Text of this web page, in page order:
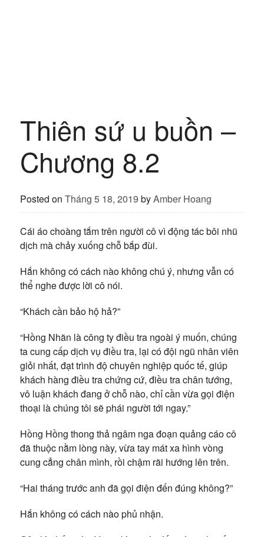
Thiên sứ u buồn –
Chương 8.2
Posted on Tháng 5 18, 2019 byAmber Hoang
Cái áo choàng tắm trên người cô vì động tác bôi nhũ
dịch mà chảy xuống chỗ bắp đùi.
Hắn không có cách nào không chú ý, nhưng vẫn có
thể nghe được lời cô nói.
“Khách cần bảo hộ hả?”
“Hồng Nhãn là công ty điều tra ngoài ý muốn, chúng
ta cung cấp dịch vụ điều tra, lại có đội ngũ nhân viên
giỏi nhất, đạt trình độ chuyên nghiệp quốc tế, giúp
khách hàng điều tra chứng cứ, điều tra chân tướng,
vô luận khách đang ở chỗ nào, chỉ cần vừa gọi điện
thoại là chúng tôi sẽ phái người tới ngay.”
Hồng Hồng thong thả ngâm nga đoạn quảng cáo cô
đã thuộc nằm lòng này, vừa tay mát xa hình vòng
cung cẳng chân mình, rồi chậm rãi hướng lên trên.
“Hai tháng trước anh đã gọi điện đến đúng không?”
Hắn không có cách nào phủ nhận.